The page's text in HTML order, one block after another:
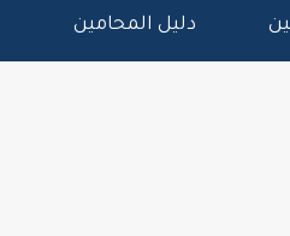
دليل المحامين